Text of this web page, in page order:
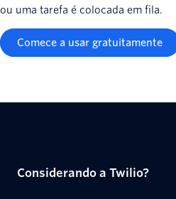
ou uma tarefa é colocada em fila.
Comece a usar gratuitamente
Considerando a Twilio?